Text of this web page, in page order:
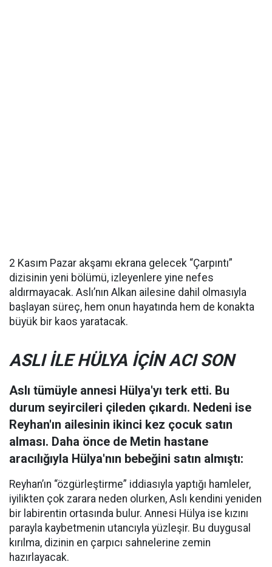
2 Kasım Pazar akşamı ekrana gelecek “Çarpıntı”
dizisinin yeni bölümü, izleyenlere yine nefes
aldırmayacak. Aslı’nın Alkan ailesine dahil olmasıyla
başlayan süreç, hem onun hayatında hem de konakta
büyük bir kaos yaratacak.
ASLI İLE HÜLYA İÇİN ACI SON
Aslı tümüyle annesi Hülya'yı terk etti. Bu
durum seyircileri çileden çıkardı. Nedeni ise
Reyhan'ın ailesinin ikinci kez çocuk satın
alması. Daha önce de Metin hastane
aracılığıyla Hülya'nın bebeğini satın almıştı:
Reyhan’ın “özgürleştirme” iddiasıyla yaptığı hamleler,
iyilikten çok zarara neden olurken, Aslı kendini yeniden
bir labirentin ortasında bulur. Annesi Hülya ise kızını
parayla kaybetmenin utancıyla yüzleşir. Bu duygusal
kırılma, dizinin en çarpıcı sahnelerine zemin
hazırlayacak.